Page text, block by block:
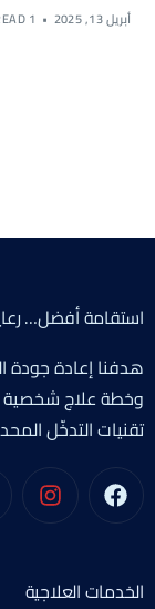
أبريل 13, 2025 1 MIN READ
استقامة أفضل…
هدفنا إعادة جودة
وخطة علاج شخصية
تقنيات التدخّل
الخدمات العلاجية